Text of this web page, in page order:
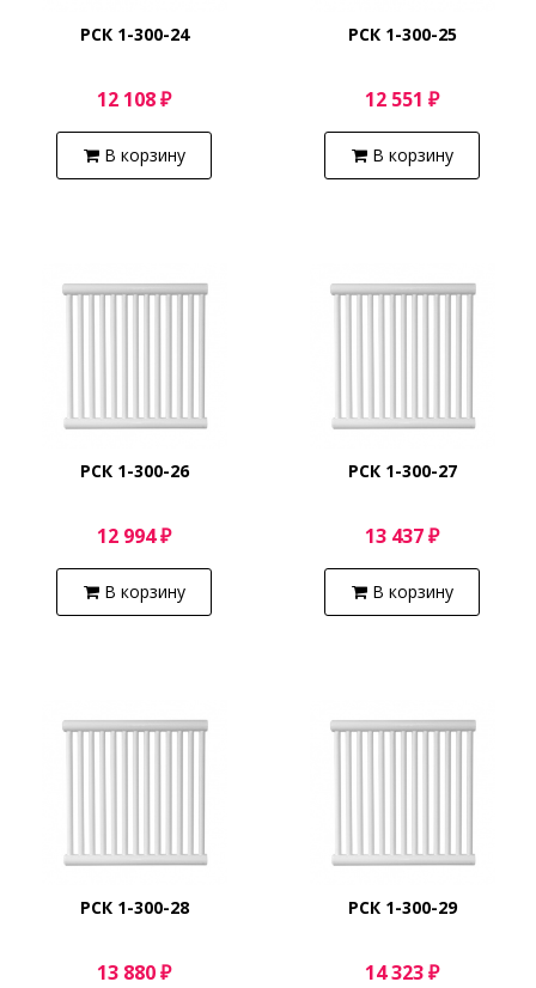
РСК 1-300-24
12 108 ₽
В корзину
РСК 1-300-25
12 551 ₽
В корзину
РСК 1-300-26
12 994 ₽
В корзину
РСК 1-300-27
13 437 ₽
В корзину
РСК 1-300-28
13 880 ₽
РСК 1-300-29
14 323 ₽